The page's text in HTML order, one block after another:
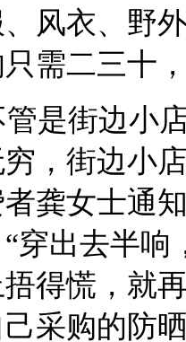
风衣、野
需二三十
是街边小
，街边小
龚女士通
穿出去半
得慌，就
采购的防